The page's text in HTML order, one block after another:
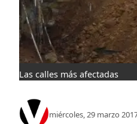
Las calles más afectadas
miércoles, 29 marzo